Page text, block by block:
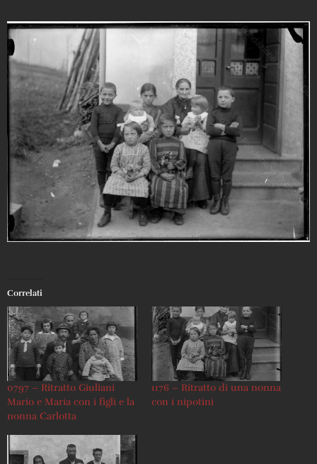
Correlati
0797 – Ritratto Giuliani
Mario e Maria con i figli e la
nonna Carlotta
1176 – Ritratto di una nonna
con i nipotini